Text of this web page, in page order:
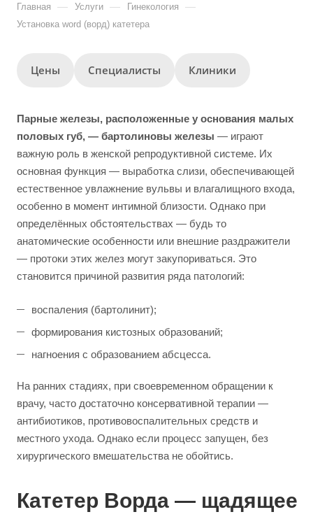
Главная — Услуги — Гинекология —
Установка word (ворд) катетера
Цены Специалисты Клиники
Парные железы, расположенные у основания малых
половых губ, — бартолиновы железы — играют
важную роль в женской репродуктивной системе. Их
основная функция — выработка слизи, обеспечивающей
естественное увлажнение вульвы и влагалищного входа,
особенно в момент интимной близости. Однако при
определённых обстоятельствах — будь то
анатомические особенности или внешние раздражители
— протоки этих желез могут закупориваться. Это
становится причиной развития ряда патологий:
воспаления (бартолинит);
формирования кистозных образований;
нагноения с образованием абсцесса.
На ранних стадиях, при своевременном обращении к
врачу, часто достаточно консервативной терапии —
антибиотиков, противовоспалительных средств и
местного ухода. Однако если процесс запущен, без
хирургического вмешательства не обойтись.
Катетер Ворда — щадящее